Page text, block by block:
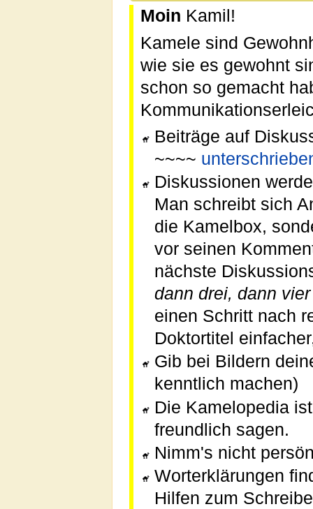
Moin Kamil!
Kamele sind
wie sie es gewohnt
schon so gemacht
Beiträge auf
~~~~
Diskussionen
Man schreibt sich
die Kamelbox,
vor seinen
nächste
dann drei, dann
einen Schritt nach
Doktortitel
Gib bei Bildern
kenntlich machen)
Die Kamelopedia
freundlich sagen.
Nimm's nicht
Worterklärungen
Hilfen zum